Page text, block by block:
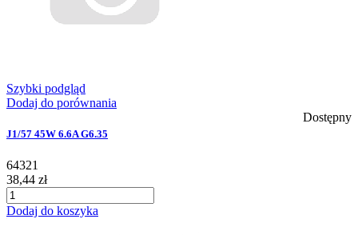
Szybki podgląd
Dodaj do porównania
Dostępny
J1/57 45W 6.6A G6.35
64321
38,44 zł
Dodaj do koszyka